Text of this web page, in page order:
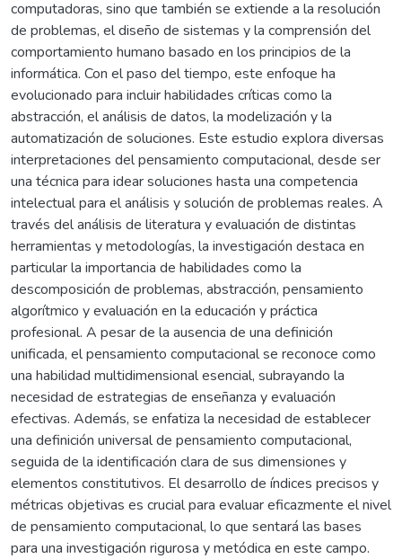
computadoras, sino que también se extiende a la resolución
de problemas, el diseño de sistemas y la comprensión del
comportamiento humano basado en los principios de la
informática. Con el paso del tiempo, este enfoque ha
evolucionado para incluir habilidades críticas como la
abstracción, el análisis de datos, la modelización y la
automatización de soluciones. Este estudio explora diversas
interpretaciones del pensamiento computacional, desde ser
una técnica para idear soluciones hasta una competencia
intelectual para el análisis y solución de problemas reales. A
través del análisis de literatura y evaluación de distintas
herramientas y metodologías, la investigación destaca en
particular la importancia de habilidades como la
descomposición de problemas, abstracción, pensamiento
algorítmico y evaluación en la educación y práctica
profesional. A pesar de la ausencia de una definición
unificada, el pensamiento computacional se reconoce como
una habilidad multidimensional esencial, subrayando la
necesidad de estrategias de enseñanza y evaluación
efectivas. Además, se enfatiza la necesidad de establecer
una definición universal de pensamiento computacional,
seguida de la identificación clara de sus dimensiones y
elementos constitutivos. El desarrollo de índices precisos y
métricas objetivas es crucial para evaluar eficazmente el nivel
de pensamiento computacional, lo que sentará las bases
para una investigación rigurosa y metódica en este campo.